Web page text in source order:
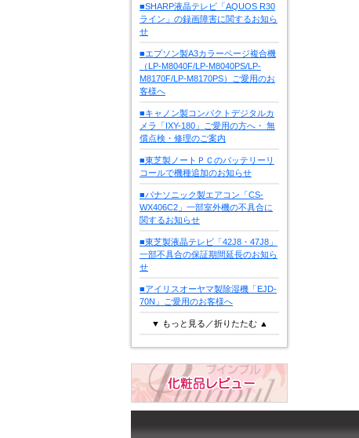
■SHARP液晶テレビ「AQUOS R30
ライン」の録画障害に関するお知ら
せ
■エプソン製A3カラーページ複合機
（LP-M8040F/LP-M8040PS/LP-
M8170F/LP-M8170PS）ご愛用のお
客様へ
■キャノン製コンパクトデジタルカ
メラ「IXY-180」ご愛用の方へ・ 無
償点検・修理のご案内
■東芝製ノートＰＣのバッテリーリ
コールで機種追加のお知らせ
■パナソニック製エアコン「CS-
WX406C2」一部室外機の不具合に
関するお知らせ
■東芝製液晶テレビ「42J8・47J8」
一部不具合の保証期間延長のお知ら
せ
■アイリスオーヤマ製除湿機「EJD-
70N」ご愛用のお客様へ
▼ もっと見る／折りたたむ ▲